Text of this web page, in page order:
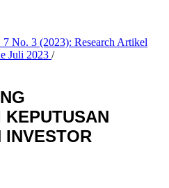
No. 3 (2023): Research Artikel
Juli 2023 /
KEPUTUSAN
INVESTOR